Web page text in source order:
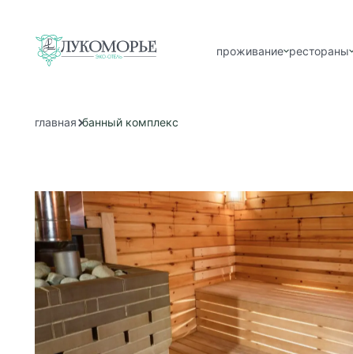
проживание рестораны
главная банный комплекс